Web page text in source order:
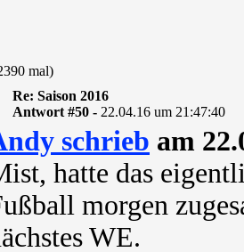
mal)
Re: Saison 2016
Antwort #50 - 22.04.16 um 21:47:40
schrieb am
hatte das
morgen
WE.